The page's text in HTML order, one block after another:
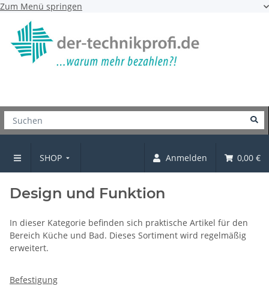
Zum Menü springen
SHOP Anmelden 0,00 €
SHOP
Design und Funktion
In dieser Kategorie befinden sich praktische Artikel für den
Bereich Küche und Bad. Dieses Sortiment wird regelmäßig
erweitert.
Befestigung